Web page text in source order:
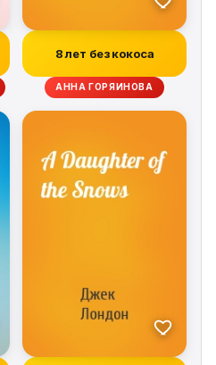
8 лет без кокоса
АННА ГОРЯИНОВА